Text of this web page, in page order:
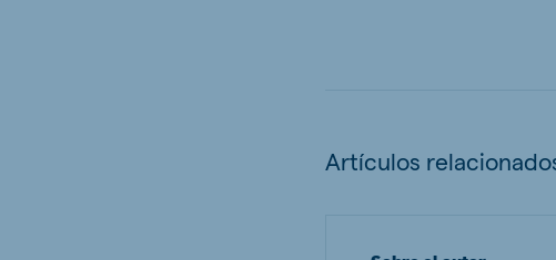
Artículos